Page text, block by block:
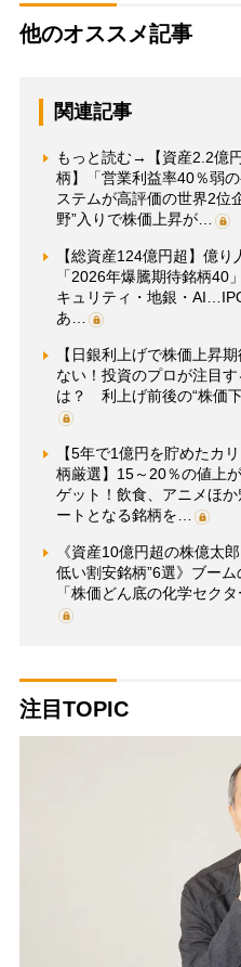
他のオススメ記事
関連記事
もっと読む→【資産2.2億
柄】「営業利益率40％弱
ステムが高評価の世界2位
野”入りで株価上昇が…
【総資産124億円超】億
「2026年爆騰期待銘柄
キュリティ・地銀・
あ…
【日銀利上げで株価上昇
ない！投資のプロが注目
は？ 利上げ前後の“株価
【5年で1億円を貯めたカ
柄厳選】15～20％の値上
ゲット！飲食、アニメほ
ートとなる銘柄を…
《資産10億円超の株億太
低い割安銘柄”6選》ブー
「株価どん底の化学セク
注目TOPIC